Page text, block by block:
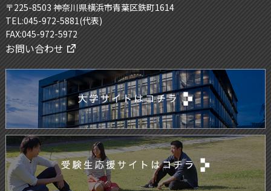
〒225-8503 神奈川県横浜市青葉区鉄町1614
TEL:045-972-5881(代表)
FAX:045-972-5972
お問い合わせ